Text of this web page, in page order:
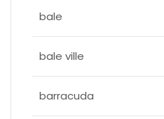
bale
bale ville
barracuda